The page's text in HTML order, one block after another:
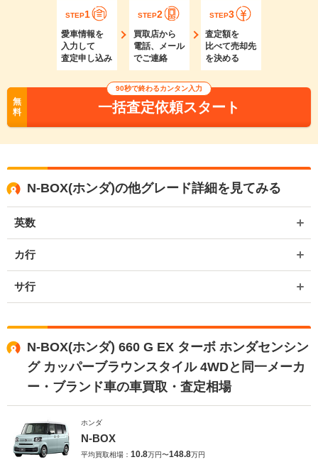
STEP1
愛車情報を
入力して
査定申し込み
STEP2
買取店から
電話、メール
でご連絡
STEP3
査定額を
比べて売却先
を決める
無
料
90秒で終わるカンタン入力
一括査定依頼スタート
N-BOX(ホンダ)の他グレード詳細を見てみる
英数
カ行
サ行
N-BOX(ホンダ) 660 G EX ターボ ホンダセンシン
グ カッパーブラウンスタイル 4WDと同一メーカ
ー・ブランド車の車買取・査定相場
ホンダ
N-BOX
平均買取相場： 10.8万円〜148.8万円